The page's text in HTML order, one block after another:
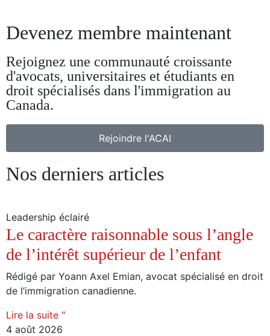
Devenez membre maintenant
Rejoignez une communauté croissante
d'avocats, universitaires et étudiants en
droit spécialisés dans l'immigration au
Canada.
Rejoindre l'ACAI
Nos derniers articles
Leadership éclairé
Le caractère raisonnable sous l’angle
de l’intérêt supérieur de l’enfant
Rédigé par Yoann Axel Emian, avocat spécialisé en droit
de l’immigration canadienne.
Lire la suite "
4 août 2026